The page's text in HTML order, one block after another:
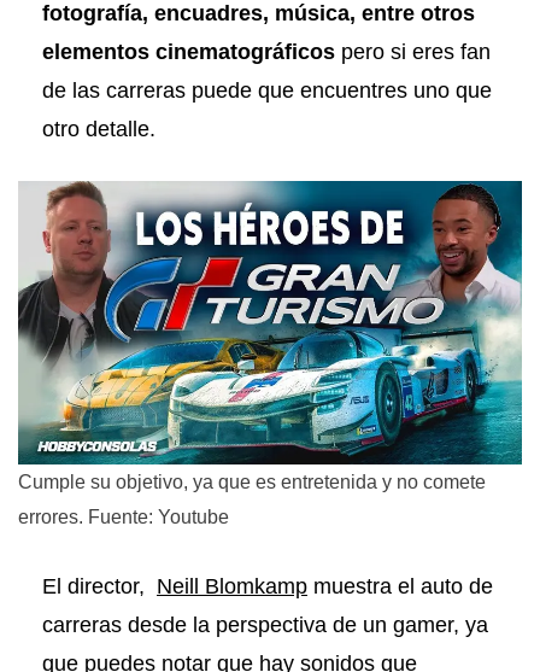
fotografía, encuadres, música, entre otros
elementos cinematográficos pero si eres fan
de las carreras puede que encuentres uno que
otro detalle.
Cumple su objetivo, ya que es entretenida y no comete
errores. Fuente: Youtube
El director, Neill Blomkamp muestra el auto de
carreras desde la perspectiva de un gamer, ya
que puedes notar que hay sonidos que